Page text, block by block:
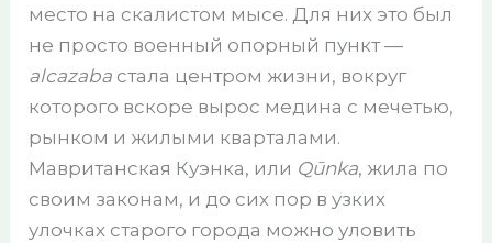
место на скалистом мысе. Для них это был
не просто военный опорный пункт —
alcazaba стала центром жизни, вокруг
которого вскоре вырос медина с мечетью,
рынком и жилыми кварталами.
Мавританская Куэнка, или Qūnka, жила по
своим законам, и до сих пор в узких
улочках старого города можно уловить